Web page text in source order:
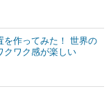
を作ってみた！ 世界の
クワク感が楽しい